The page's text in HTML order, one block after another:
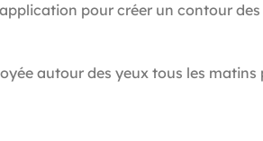
pour créer un contour
autour des yeux tous les matins